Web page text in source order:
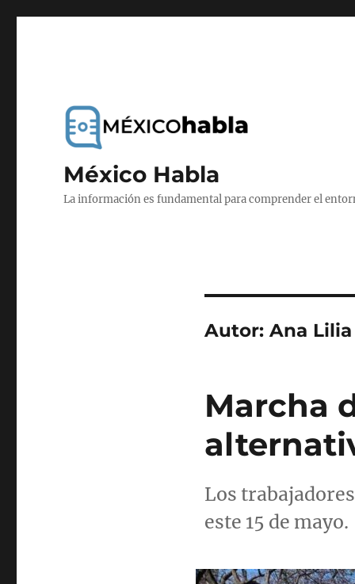
México Habla
La información es fundamental para comprender el
Autor: Ana
Marcha
Los
este 15 de mayo.